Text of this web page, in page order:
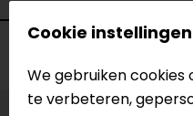
Cookie instellingen
We gebruiken
te verbeteren,